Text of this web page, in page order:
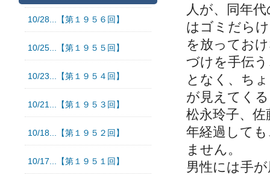
10/28...【第１９５６回】
10/25...【第１９５５回】
10/23...【第１９５４回】
10/21...【第１９５３回】
10/18...【第１９５２回】
10/17...【第１９５１回】
人が、同年
はゴミだら
を放ってお
づけを手伝
となく、ち
が見えてく
松永玲子、
年経過して
ません。
男性には手